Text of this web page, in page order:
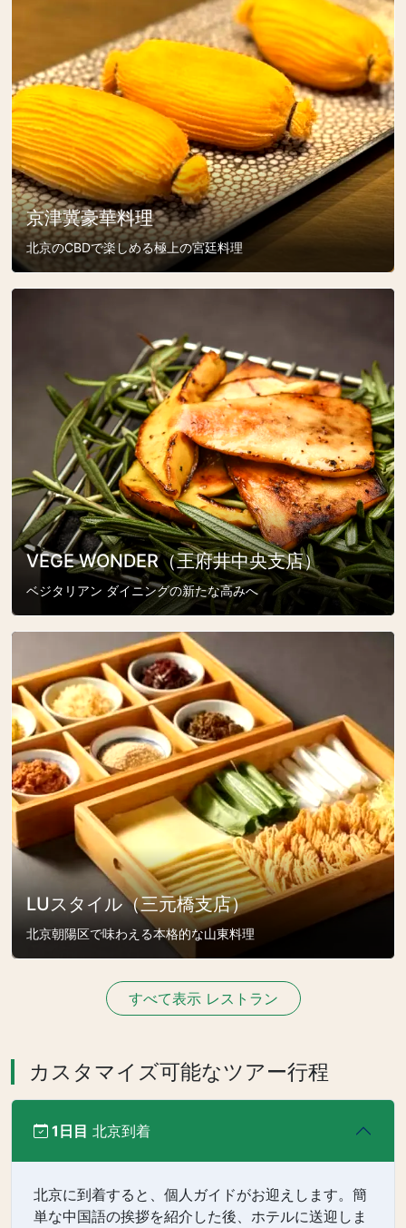
京津冀豪華料理
北京のCBDで楽しめる極上の宮廷料理
VEGE WONDER（王府井中央支店）
ベジタリアン ダイニングの新たな高みへ
LUスタイル（三元橋支店）
北京朝陽区で味わえる本格的な山東料理
すべて表示 レストラン
カスタマイズ可能なツアー行程
1日目 北京到着
北京に到着すると、個人ガイドがお迎えします。簡
単な中国語の挨拶を紹介した後、ホテルに送迎しま